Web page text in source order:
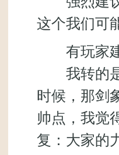
这个我们可
有玩家
我转的是
时候，那剑
帅点，我觉
复：大家的